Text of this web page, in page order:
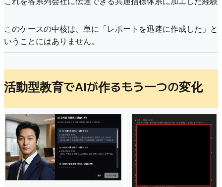
このケースの中核は、単に「レポートを迅速に作成した」と
いうことにはありません。
活動型教育でAIが作るもう一つの変化